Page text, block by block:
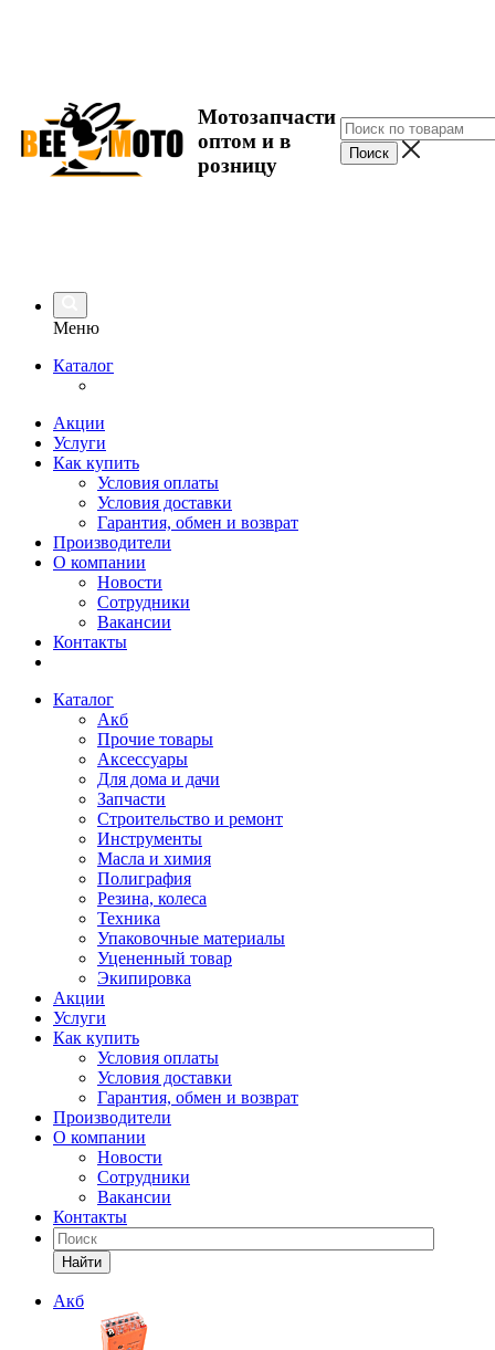
Мотозапчасти
оптом и в
розницу
Меню
Каталог
Акции
Услуги
Как купить
Условия оплаты
Условия доставки
Гарантия, обмен и возврат
Производители
О компании
Новости
Сотрудники
Вакансии
Контакты
Каталог
Акб
Прочие товары
Аксессуары
Для дома и дачи
Запчасти
Строительство и ремонт
Инструменты
Масла и химия
Полиграфия
Резина, колеса
Техника
Упаковочные материалы
Уцененный товар
Экипировка
Акции
Услуги
Как купить
Условия оплаты
Условия доставки
Гарантия, обмен и возврат
Производители
О компании
Новости
Сотрудники
Вакансии
Контакты
Найти
Акб